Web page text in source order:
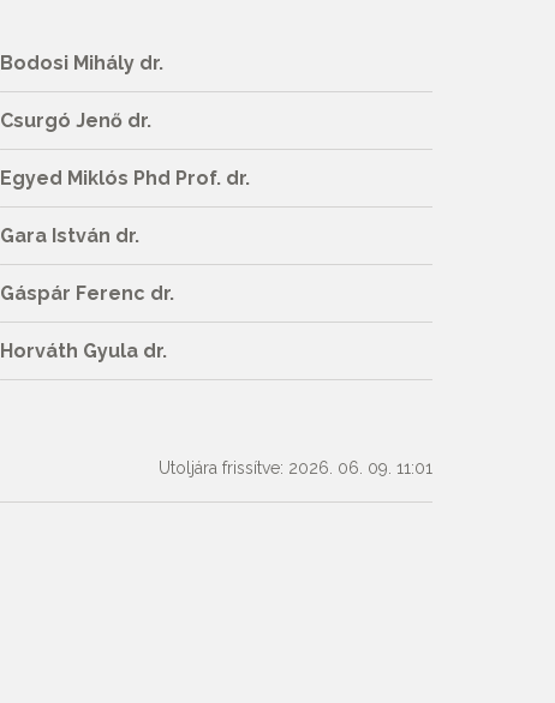
Bodosi Mihály dr.
Csurgó Jenő dr.
Egyed Miklós Phd Prof. dr.
Gara István dr.
Gáspár Ferenc dr.
Horváth Gyula dr.
Utoljára frissítve: 2026. 06. 09. 11:01